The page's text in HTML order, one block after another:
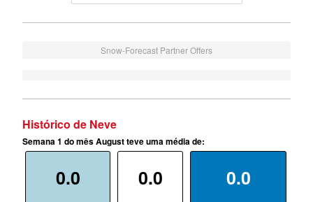
Snow-Forecast Partner Offers
Histórico de Neve
Semana 1 do mês August teve uma média de:
0.0 0.0 0.0